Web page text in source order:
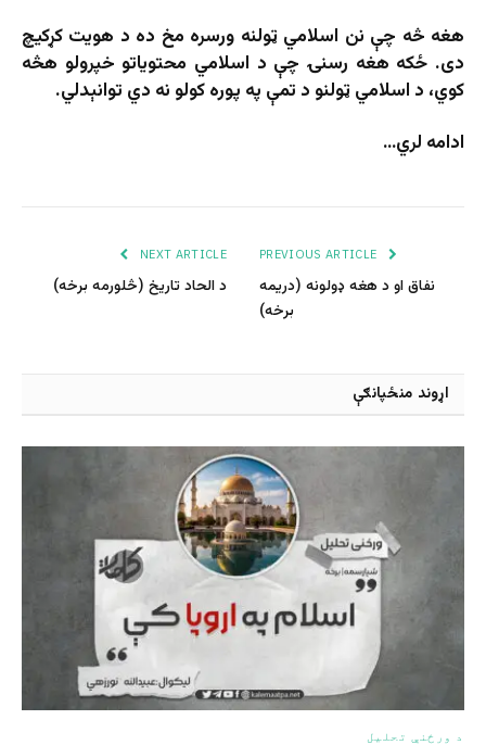
هغه څه چې نن اسلامي ټولنه ورسره مخ ده د هويت کړکیچ
دی. ځکه هغه رسنۍ چې د اسلامي محتوياتو خپرولو هڅه
کوي، د اسلامي ټولنو د تمې په پوره کولو نه دي توانېدلي.
ادامه لري…
نفاق او د هغه ډولونه (دریمه
برخه)
NEXT ARTICLE
د الحاد تاریخ (څلورمه برخه)
اړوند منځپانګې
د ورځنې تحلیل